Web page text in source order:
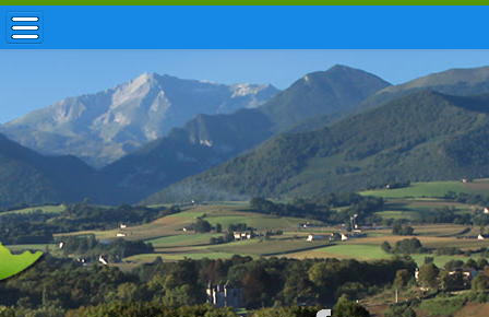
ACCUEIL / INFOS
MUNICIPALITÉ
VIE LOCALE
ENFANCE
TOURISME
HISTOIRE